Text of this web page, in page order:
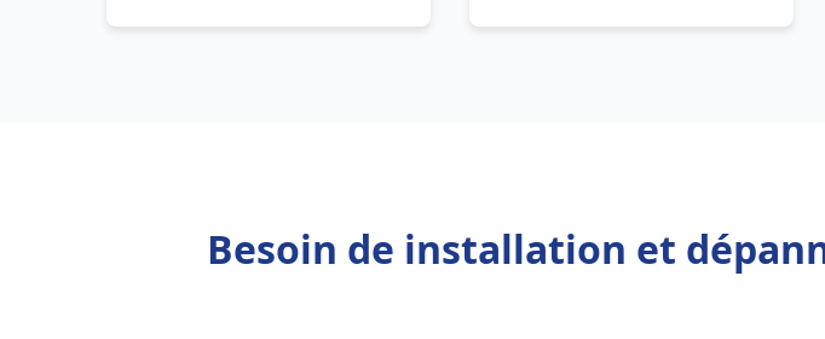
Besoin de installation et